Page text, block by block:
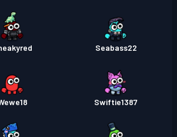
Seabass22
Swiftie1387